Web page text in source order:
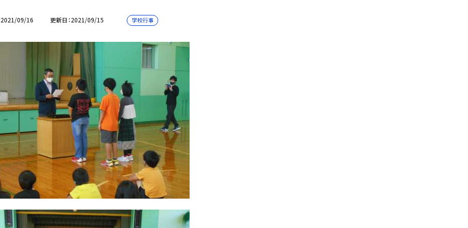
2021/09/16 更新日 2021/09/15 学校行事